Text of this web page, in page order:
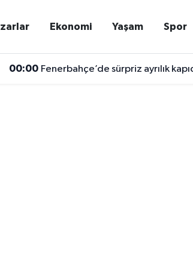
Ekonomi Yaşam Spor
00:00 Fenerbahçe’de sürpriz ayrılık